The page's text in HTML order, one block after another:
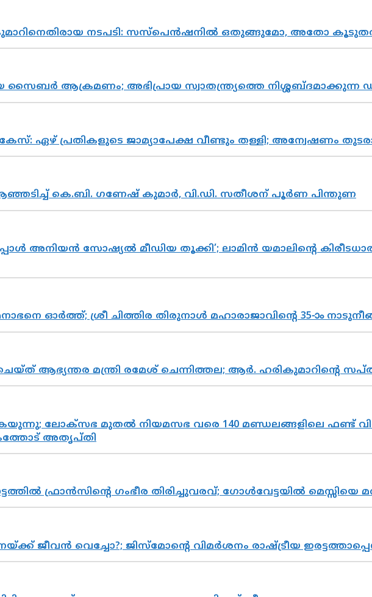
നടപടി: സസ്പെൻഷനിൽ ഒതുങ്ങുമോ, അതോ
ആക്രമണം; അഭിപ്രായ സ്വാതന്ത്ര്യത്തെ നിശ്ശബ്ദമാക്കുന്ന
കേസ്: ഏഴ് പ്രതികളുടെ ജാമ്യാപേക്ഷ വീണ്ടും തള്ളി; അന്വേഷണം
കെ.ബി. ഗണേഷ് കുമാർ, വി.ഡി. സതീശന് പൂർണ പിന്തുണ
അനിയൻ സോഷ്യൽ മീഡിയ തൂക്കി’; ലാമിൻ യമാലിന്റെ
ഓർത്ത്; ശ്രീ ചിത്തിര തിരുനാൾ മഹാരാജാവിന്റെ 35-ാം
ആഭ്യന്തര മന്ത്രി രമേശ് ചെന്നിത്തല; ആർ.
ലോക്സഭ മുതൽ നിയമസഭ വരെ 140 മണ്ഡലങ്ങളിലെ ഫണ്ട്
അതൃപ്തി
ഫ്രാൻസിന്റെ ഗംഭീര തിരിച്ചുവരവ്; ഗോൾവേട്ടയിൽ മെസ്സിയെ
വെച്ചോ?; ജിസ്മോന്റെ വിമർശനം രാഷ്ട്രീയ